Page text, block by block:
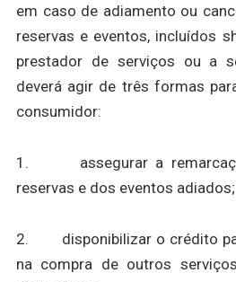
em caso de adiamento ou
reservas e eventos, incluídos
prestador de serviços ou a
deverá agir de três formas
consumidor:
1. assegurar a
reservas e dos eventos adiados;
2. disponibilizar o crédito
na compra de outros